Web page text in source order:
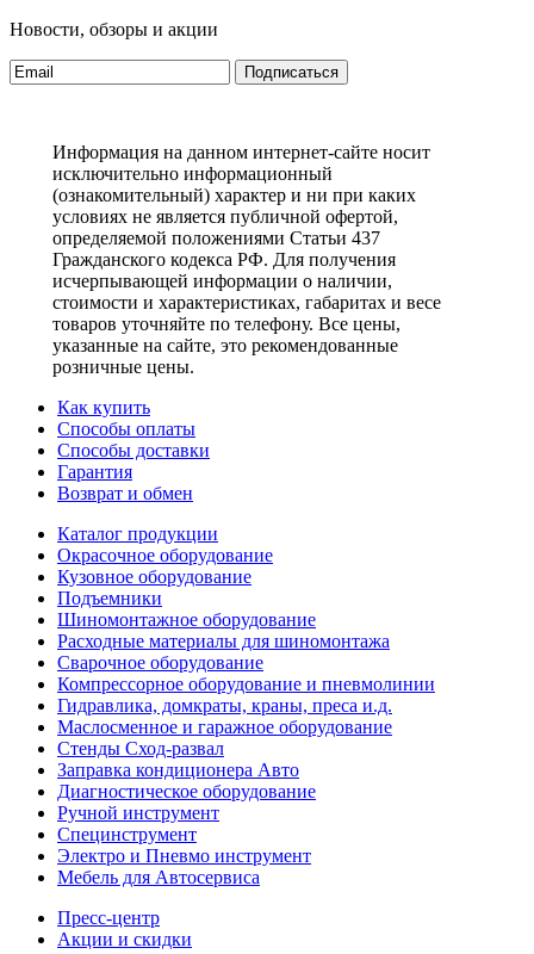
Новости, обзоры и акции
Подписаться
Информация на данном интернет-сайте носит
исключительно информационный
(ознакомительный) характер и ни при каких
условиях не является публичной офертой,
определяемой положениями Статьи 437
Гражданского кодекса РФ. Для получения
исчерпывающей информации о наличии,
стоимости и характеристиках, габаритах и весе
товаров уточняйте по телефону. Все цены,
указанные на сайте, это рекомендованные
розничные цены.
Как купить
Способы оплаты
Способы доставки
Гарантия
Возврат и обмен
Каталог продукции
Окрасочное оборудование
Кузовное оборудование
Подъемники
Шиномонтажное оборудование
Расходные материалы для шиномонтажа
Сварочное оборудование
Компрессорное оборудование и пневмолинии
Гидравлика, домкраты, краны, преса и.д.
Маслосменное и гаражное оборудование
Стенды Сход-развал
Заправка кондиционера Авто
Диагностическое оборудование
Ручной инструмент
Специнструмент
Электро и Пневмо инструмент
Мебель для Автосервиса
Пресс-центр
Акции и скидки